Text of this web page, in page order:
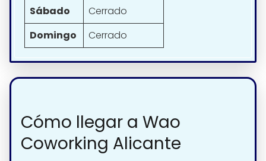
Sábado
Cerrado
Domingo
Cerrado
Cómo llegar a Wao
Coworking Alicante